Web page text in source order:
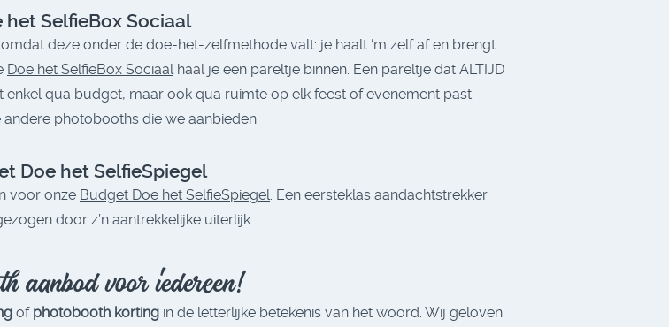
het SelfieBox Sociaal
deze onder de doe-het-zelfmethode valt: je haalt ‘m zelf af en brengt
Doe het SelfieBox Sociaalhaal je een pareltje binnen. Een pareltje dat ALTIJD
enkel qua budget, maar ook qua ruimte op elk feest of evenement past.
andere photobooths die we aanbieden.
Doe het SelfieSpiegel
voor onze Budget Doe het SelfieSpiegel. Een eersteklas aandachtstrekker.
door z’n aantrekkelijke uiterlijk.
aanbod voor iedereen!
of photobooth korting in de letterlijke betekenis van het woord. Wij geloven